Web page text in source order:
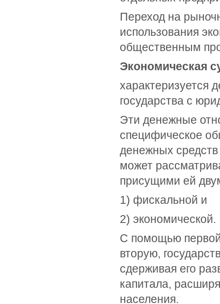
Переход на
использования
общественным
Экономическая
государства с
Эти денежные
специфическое
денежных
может
присущими ей
1) фискальной и
2) экономической.
С помощью
вторую,
сдерживая его
капитала,
населения.